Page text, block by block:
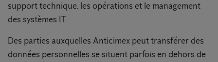
support technique, les opérations et le management
des systèmes IT.
Des parties auxquelles Anticimex peut transférer des
données personnelles se situent parfois en dehors de